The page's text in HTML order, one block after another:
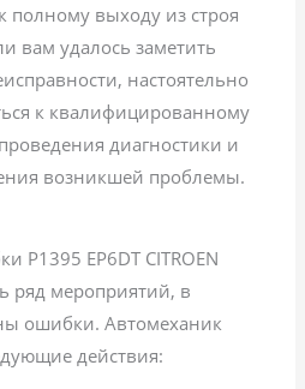
полному выходу из строя
вам удалось заметить
настоятельно
к квалифицированному
диагностики и
возникшей проблемы.
P1395 EP6DT CITROEN
ряд мероприятий, в
ошибки. Автомеханик
действия: